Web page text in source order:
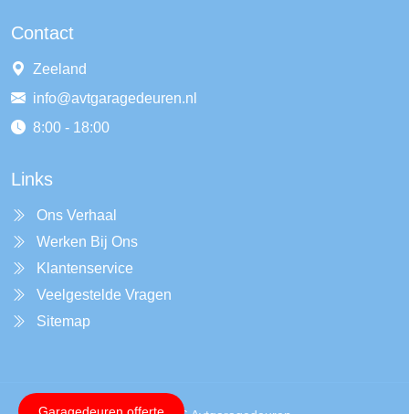
Contact
Zeeland
info@avtgaragedeuren.nl
8:00 - 18:00
Links
Ons Verhaal
Werken Bij Ons
Klantenservice
Veelgestelde Vragen
Sitemap